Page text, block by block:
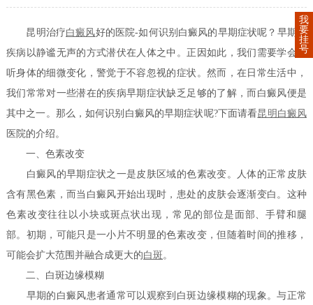
昆明治疗白癜风好的医院-如何识别白癜风的早期症状呢？早期，
疾病以静谧无声的方式潜伏在人体之中。正因如此，我们需要学会倾
听身体的细微变化，警觉于不容忽视的症状。然而，在日常生活中，
我们常常对一些潜在的疾病早期症状缺乏足够的了解，而白癜风便是
其中之一。那么，如何识别白癜风的早期症状呢?下面请看昆明白癜风
医院的介绍。
一、色素改变
白癜风的早期症状之一是皮肤区域的色素改变。人体的正常皮肤
含有黑色素，而当白癜风开始出现时，患处的皮肤会逐渐变白。这种
色素改变往往以小块或斑点状出现，常见的部位是面部、手臂和腿
部。初期，可能只是一小片不明显的色素改变，但随着时间的推移，
可能会扩大范围并融合成更大的白斑。
二、白斑边缘模糊
早期的白癜风患者通常可以观察到白斑边缘模糊的现象。与正常
我
要
挂
号